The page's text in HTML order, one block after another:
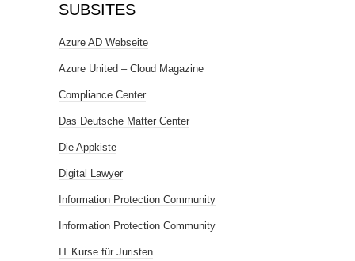
SUBSITES
Azure AD Webseite
Azure United – Cloud Magazine
Compliance Center
Das Deutsche Matter Center
Die Appkiste
Digital Lawyer
Information Protection Community
Information Protection Community
IT Kurse für Juristen